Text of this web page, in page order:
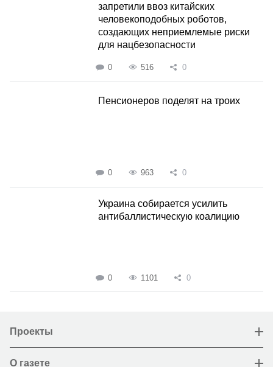
запретили ввоз китайских
человекоподобных роботов,
создающих неприемлемые риски
для нацбезопасности
0 516 0
Пенсионеров поделят на троих
0 963 0
Украина собирается усилить
антибаллистическую коалицию
0 1101 0
Проекты
О газете